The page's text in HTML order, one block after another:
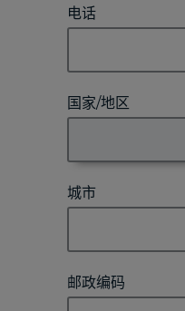
电话
国家/地区
城市
邮政编码